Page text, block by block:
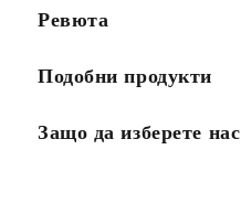
Ревюта
Подобни продукти
Защо да изберете нас